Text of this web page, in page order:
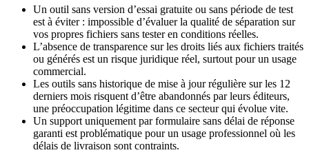
Un outil sans version d’essai gratuite ou sans période de test
est à éviter : impossible d’évaluer la qualité de séparation sur
vos propres fichiers sans tester en conditions réelles.
L’absence de transparence sur les droits liés aux fichiers traités
ou générés est un risque juridique réel, surtout pour un usage
commercial.
Les outils sans historique de mise à jour régulière sur les 12
derniers mois risquent d’être abandonnés par leurs éditeurs,
une préoccupation légitime dans ce secteur qui évolue vite.
Un support uniquement par formulaire sans délai de réponse
garanti est problématique pour un usage professionnel où les
délais de livraison sont contraints.